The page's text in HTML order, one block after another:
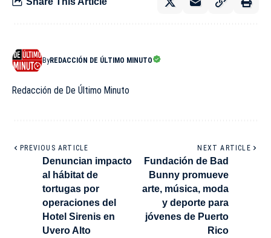
ByREDACCIÓN DE ÚLTIMO MINUTO
Redacción de De Último Minuto
PREVIOUS ARTICLE
Denuncian impacto
al hábitat de
tortugas por
operaciones del
Hotel Sirenis en
Uvero Alto
NEXT ARTICLE
Fundación de Bad
Bunny promueve
arte, música, moda
y deporte para
jóvenes de Puerto
Rico